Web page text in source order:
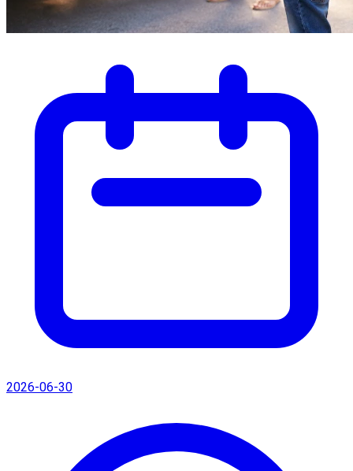
2026-06-30